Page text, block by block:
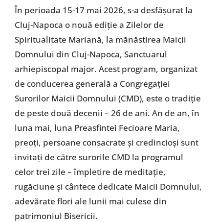
În perioada 15-17 mai 2026, s-a desfășurat la
Cluj-Napoca o nouă ediție a Zilelor de
Spiritualitate Mariană, la mănăstirea Maicii
Domnului din Cluj-Napoca, Sanctuarul
arhiepiscopal major. Acest program, organizat
de conducerea generală a Congregației
Surorilor Maicii Domnului (CMD), este o tradiție
de peste două decenii – 26 de ani. An de an, în
luna mai, luna Preasfintei Fecioare Maria,
preoți, persoane consacrate și credincioși sunt
invitați de către surorile CMD la programul
celor trei zile – împletire de meditație,
rugăciune și cântece dedicate Maicii Domnului,
adevărate flori ale lunii mai culese din
patrimoniul Bisericii.